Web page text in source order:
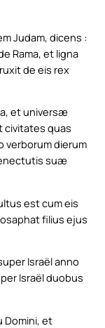
Judam, dicens :
Rama, et ligna
de eis rex
et universæ
quas
dierum
suæ
est cum eis
filius ejus
Israël anno
Israël duobus
Domini, et